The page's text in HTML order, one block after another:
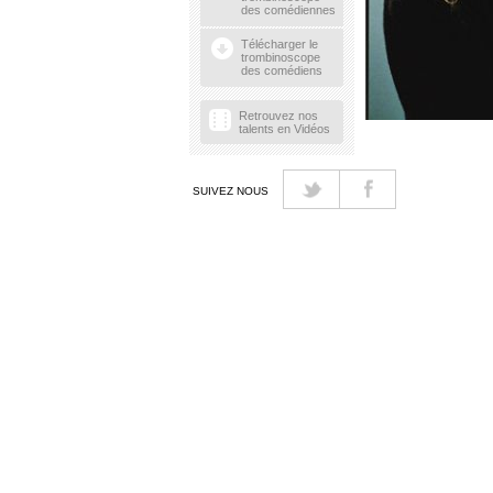
des comédiennes
Télécharger le
trombinoscope
des comédiens
Retrouvez nos
talents en Vidéos
SUIVEZ NOUS